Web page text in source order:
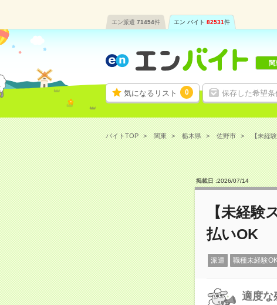
エン派遣 71454件 エン バイト 82531件
気になるリスト 0 保存した希望条
関
バイトTOP 関東 栃木県 佐野市 【未経
掲載日 :2026/07/14
【未経験
払いOK
派遣 職種未経験OK
適度な